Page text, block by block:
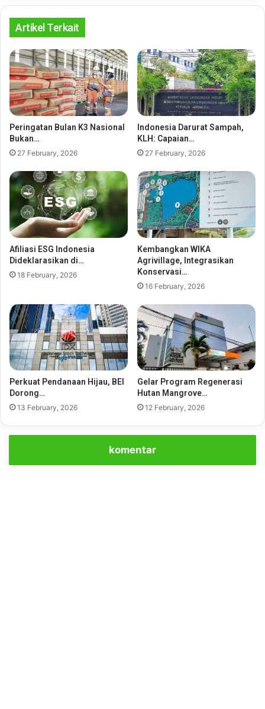
Artikel Terkait
Peringatan Bulan K3 Nasional
Bukan…
27 February, 2026
Indonesia Darurat Sampah,
KLH: Capaian…
27 February, 2026
Afiliasi ESG Indonesia
Dideklarasikan di…
18 February, 2026
Kembangkan WIKA
Agrivillage, Integrasikan
Konservasi…
16 February, 2026
Perkuat Pendanaan Hijau, BEI
Dorong…
13 February, 2026
Gelar Program Regenerasi
Hutan Mangrove…
12 February, 2026
komentar